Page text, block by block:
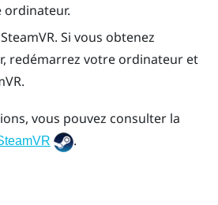
ordinateur.
SteamVR. Si vous obtenez
redémarrez votre ordinateur et
.
vous pouvez consulter la
.